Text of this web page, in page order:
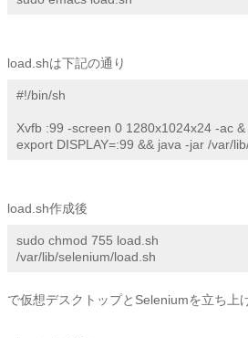
load.shは下記の通り
#!/bin/sh
Xvfb :99 -screen 0 1280x1024x24 -ac &
export DISPLAY=:99 && java -jar /var/
load.sh作成後
sudo chmod 755 load.sh
/var/lib/selenium/load.sh
で仮想デスクトップとSeleniumを立ち上